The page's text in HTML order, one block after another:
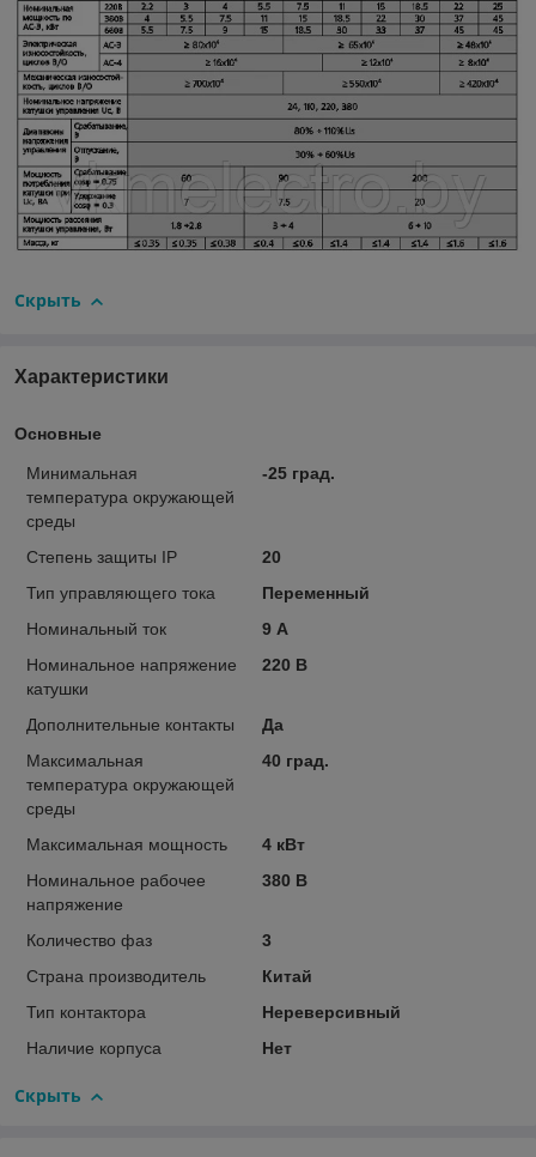
Скрыть
Характеристики
Основные
Минимальная
температура окружающей
среды
-25 град.
Степень защиты IP
20
Тип управляющего тока
Переменный
Номинальный ток
9 А
Номинальное напряжение
катушки
220 В
Дополнительные контакты
Да
Максимальная
температура окружающей
среды
40 град.
Максимальная мощность
4 кВт
Номинальное рабочее
напряжение
380 В
Количество фаз
3
Страна производитель
Китай
Тип контактора
Нереверсивный
Наличие корпуса
Нет
Скрыть